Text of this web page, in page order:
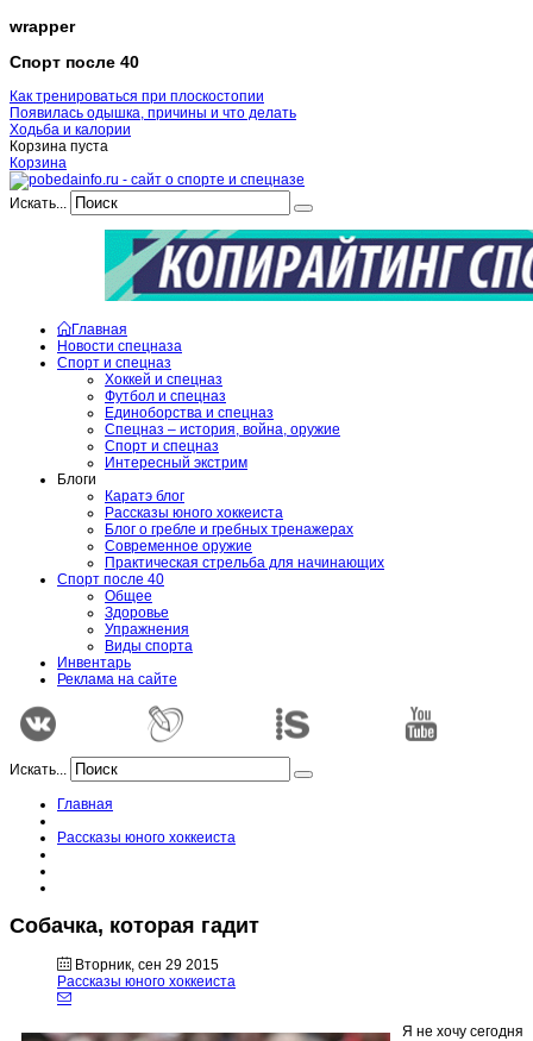
wrapper
Спорт после 40
Как тренироваться при плоскостопии
Появилась одышка, причины и что делать
Ходьба и калории
Корзина пуста
Корзина
Искать...
Главная
Новости спецназа
Спорт и спецназ
Хоккей и спецназ
Футбол и спецназ
Единоборства и спецназ
Спецназ – история, война, оружие
Спорт и спецназ
Интересный экстрим
Блоги
Каратэ блог
Рассказы юного хоккеиста
Блог о гребле и гребных тренажерах
Современное оружие
Практическая стрельба для начинающих
Спорт после 40
Общее
Здоровье
Упражнения
Виды спорта
Инвентарь
Реклама на сайте
Искать...
Главная
Рассказы юного хоккеиста
Собачка, которая гадит
Вторник, сен 29 2015
Рассказы юного хоккеиста
Я не хочу сегодня